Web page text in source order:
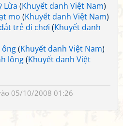
Lừa (Khuyết danh Việt Nam)
mo (Khuyết danh Việt Nam)
trẻ đi chơi (Khuyết danh
ông(Khuyết danh Việt Nam)
lông(Khuyết danh Việt
05/10/2008 01:26